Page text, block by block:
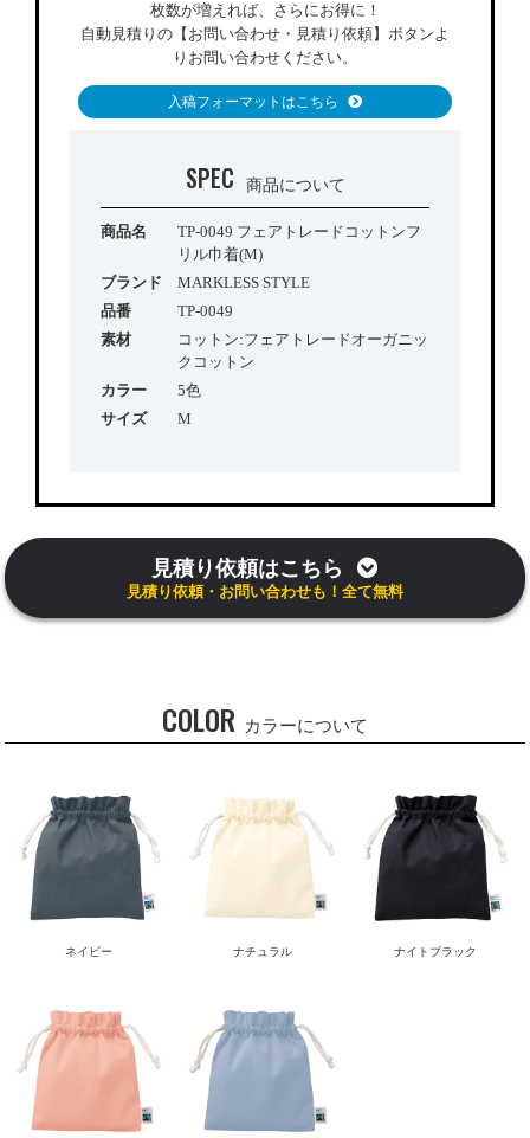
枚数が増えれば、さらにお得に！
自動見積りの【お問い合わせ・見積り依頼】ボタンよ
りお問い合わせください。
入稿フォーマットはこちら
SPEC 商品について
商品名
TP-0049 フェアトレードコットンフ
リル巾着(M)
ブランド
MARKLESS STYLE
品番
TP-0049
素材
コットン:フェアトレードオーガニッ
クコットン
カラー
5色
サイズ
M
見積り依頼はこちら
見積り依頼・お問い合わせも！全て無料
COLOR カラーについて
ネイビー ナチュラル ナイトブラック